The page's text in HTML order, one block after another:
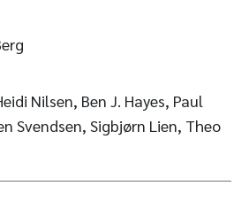
Nilsen, Ben J. Hayes, Paul
Svendsen, Sigbjørn Lien, Theo